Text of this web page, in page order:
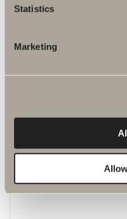
Statistics
Marketing
fungere